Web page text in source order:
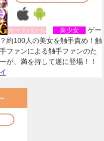
カードバトル 美少女
ゲー
約100人の美女を触手責め！触
ファンによる触手ファンのた
が、満を持して遂に登場！！